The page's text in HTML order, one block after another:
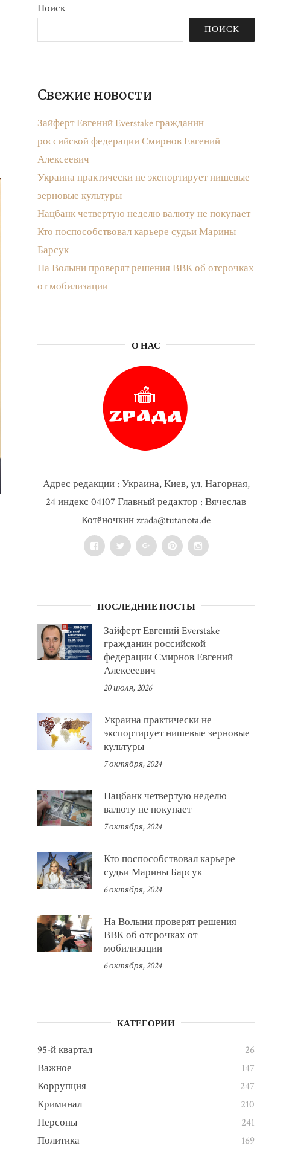
Поиск
ПОИСК
Свежие новости
Зайферт Евгений Everstake гражданин
российской федерации Смирнов Евгений
Алексеевич
Украина практически не экспортирует нишевые
зерновые культуры
Нацбанк четвертую неделю валюту не покупает
Кто поспособствовал карьере судьи Марины
Барсук
На Волыни проверят решения ВВК об отсрочках
от мобилизации
О НАС
Адрес редакции : Украина, Киев, ул. Нагорная,
24 индекс 04107 Главный редактор : Вячеслав
Котёночкин zrada@tutanota.de
FacebookTwitter Google+PinterestInstagram
ПОСЛЕДНИЕ ПОСТЫ
Зайферт Евгений Everstake
гражданин российской
федерации Смирнов Евгений
Алексеевич
20 июля, 2026
Украина практически не
экспортирует нишевые зерновые
культуры
7 октября, 2024
Нацбанк четвертую неделю
валюту не покупает
7 октября, 2024
Кто поспособствовал карьере
судьи Марины Барсук
6 октября, 2024
На Волыни проверят решения
ВВК об отсрочках от
мобилизации
6 октября, 2024
КАТЕГОРИИ
95-й квартал
26
Важное
147
Коррупция
247
Криминал
210
Персоны
241
Политика
169